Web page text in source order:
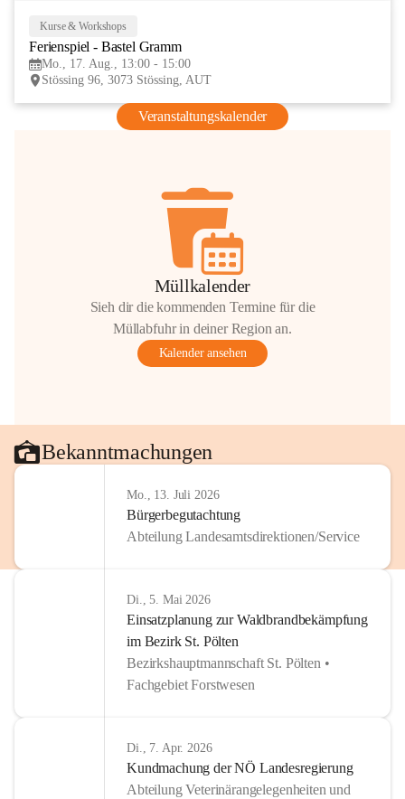
Kurse & Workshops
Ferienspiel - Bastel Gramm
Mo., 17. Aug., 13:00 - 15:00
Stössing 96, 3073 Stössing, AUT
Veranstaltungskalender
Müllkalender
Sieh dir die kommenden Termine für die
Müllabfuhr in deiner Region an.
Kalender ansehen
Bekanntmachungen
Mo., 13. Juli 2026
Bürgerbegutachtung
Abteilung Landesamtsdirektionen/Service
Di., 5. Mai 2026
Einsatzplanung zur Waldbrandbekämpfung
im Bezirk St. Pölten
Bezirkshauptmannschaft St. Pölten •
Fachgebiet Forstwesen
Di., 7. Apr. 2026
Kundmachung der NÖ Landesregierung
Abteilung Veterinärangelegenheiten und